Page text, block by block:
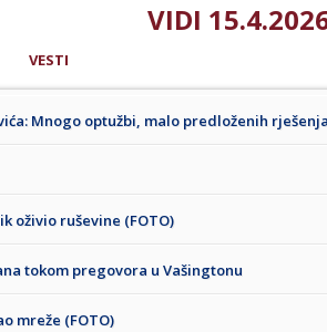
VIDI
VESTI
Mnogo optužbi, malo predloženih rješenja
oživio ruševine (FOTO)
tokom pregovora u Vašingtonu
mreže (FOTO)